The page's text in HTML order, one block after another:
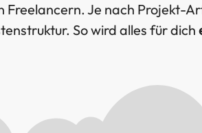
Freelancern. Je nach Projekt-
So wird alles für dich